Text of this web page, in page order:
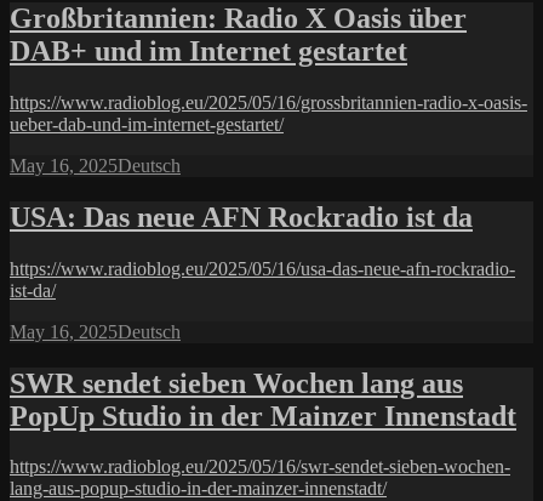
Großbritannien: Radio X Oasis über
DAB+ und im Internet gestartet
https://www.radioblog.eu/2025/05/16/grossbritannien-radio-x-oasis-
ueber-dab-und-im-internet-gestartet/
Posted
May 16, 2025Categories
Deutsch
USA: Das neue AFN Rockradio ist da
https://www.radioblog.eu/2025/05/16/usa-das-neue-afn-rockradio-
ist-da/
Posted
May 16, 2025Categories
Deutsch
SWR sendet sieben Wochen lang aus
PopUp Studio in der Mainzer Innenstadt
https://www.radioblog.eu/2025/05/16/swr-sendet-sieben-wochen-
lang-aus-popup-studio-in-der-mainzer-innenstadt/